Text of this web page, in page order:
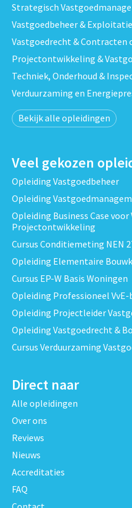
Strategisch
Vastgoedbeheer &
Vastgoedrecht & Contracten
Projectontwikkeling &
Techniek, Onderhoud &
Verduurzaming en
Bekijk alle opleidingen
Veel gekozen
Opleiding Vastgoedbeheer
Opleiding
Opleiding Business Case
Projectontwikkeling
Cursus Conditiemeting NEN
Opleiding Elementaire
Cursus EP-W Basis Woningen
Opleiding Professioneel VvE-
Opleiding Projectleider
Opleiding Vastgoedrecht &
Cursus Verduurzaming
Direct naar
Alle opleidingen
Over ons
Reviews
Nieuws
Accreditaties
FAQ